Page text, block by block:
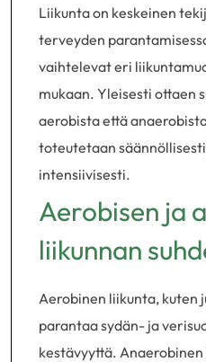
Liikunta on keskeinen
terveyden
vaihtelevat eri
mukaan. Yleisesti ottaen
aerobista että
toteutetaan
intensiivisesti.
Aerobisen ja
liikunnan
Aerobinen liikunta, kuten
parantaa sydän- ja
kestävyyttä.